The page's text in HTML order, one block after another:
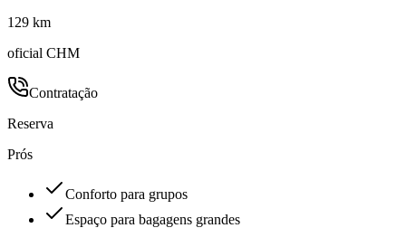
129 km
oficial CHM
Contratação
Reserva
Prós
Conforto para grupos
Espaço para bagagens grandes